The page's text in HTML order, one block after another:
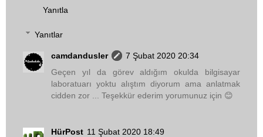
Yanıtla
Yanıtlar
camdandusler
7 Şubat 2020 20:34
Geçen yıl da görev aldığım okulda bilgisayar
laboratuarı yoktu alıştım diyorum ama anlatmak
cidden zor ... Teşekkür ederim yorumunuz için 😊
HürPost 11 Şubat 2020 18:49